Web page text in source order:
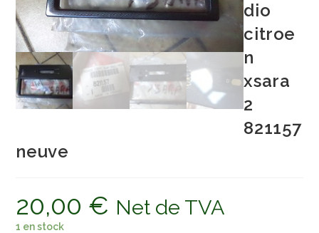
dio
citroe
n
xsara
2
821157
neuve
20,00 € Net de TVA
1 en stock